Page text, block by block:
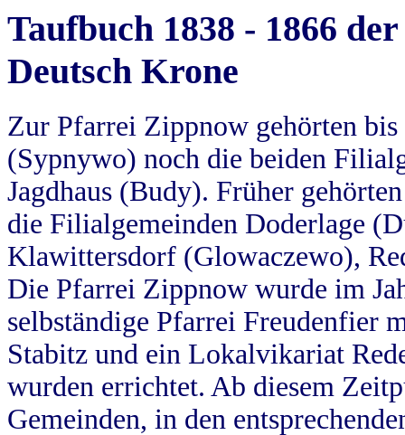
Taufbuch 1838 - 1866
Deutsch Krone
Zur Pfarrei Zippnow gehörten
(Sypnywo) noch die beiden
Jagdhaus (Budy). Früher
die Filialgemeinden Doderlage
Klawittersdorf (Glowaczewo),
Die Pfarrei Zippnow wurde im
selbständige Pfarrei Freudenfier
Stabitz und ein Lokalvikariat
wurden errichtet. Ab diesem
Gemeinden, in den